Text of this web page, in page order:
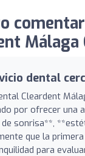
Málaga
dental
Cleardent
por ofrecer una
sonrisa**,
que la
para